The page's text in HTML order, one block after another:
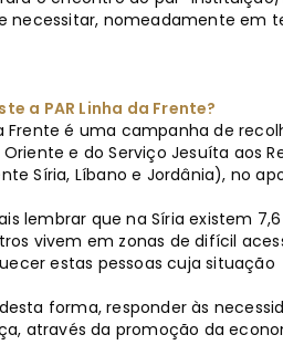
necessitar, nomeadamente em
a PAR Linha da Frente?
Frente é uma campanha de
e do Serviço Jesuíta aos
Síria, Líbano e Jordânia), no
lembrar que na Síria existem
vivem em zonas de difícil
estas pessoas cuja
forma, responder às
através da promoção da